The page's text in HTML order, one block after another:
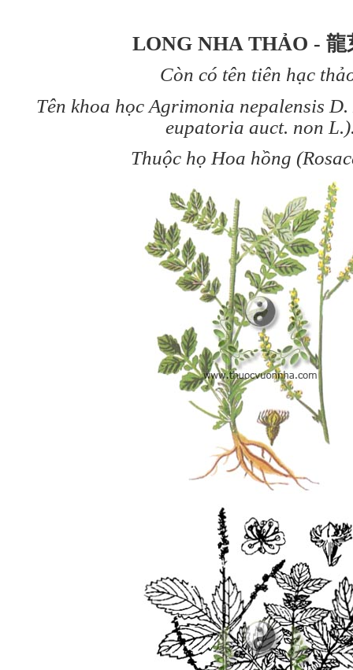
LONG NHA THẢO - 龍
Còn có tên tiên hạc
Tên khoa học Agrimonia nepalensis
eupatoria auct. non
Thuộc họ Hoa hồng